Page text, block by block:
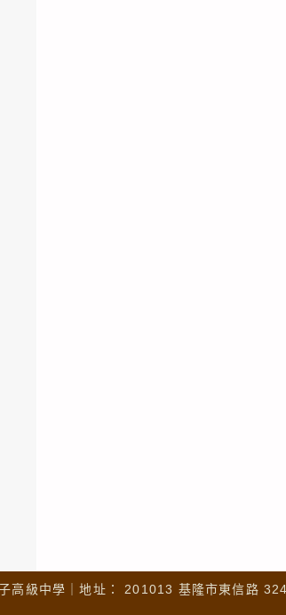
高級中學｜地址： 201013 基隆市東信路